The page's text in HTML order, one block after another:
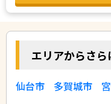
エリアからさ
仙台市 多賀城市